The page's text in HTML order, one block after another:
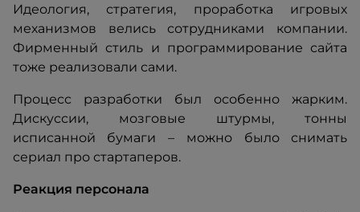
Идеология, стратегия, проработка игровых
механизмов велись сотрудниками компании.
Фирменный стиль и программирование сайта
тоже реализовали сами.
Процесс разработки был особенно жарким.
Дискуссии, мозговые штурмы, тонны
исписанной бумаги – можно было снимать
сериал про стартаперов.
Реакция персонала